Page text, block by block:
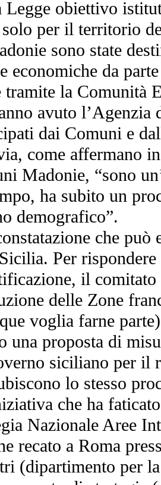
Legge obiettivo
solo per il territorio
sono state
economiche da
tramite la Comunità
avuto
dai Comuni e
come affermano
Madonie, “sono
ha subito un
demografico”.
che può
Per
il
delle Zone
voglia farne
una proposta di
siciliano per il
lo stesso
che ha
Nazionale Aree
recato a Roma
(dipartimento per